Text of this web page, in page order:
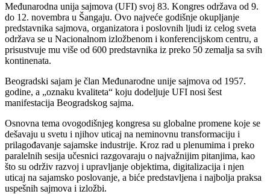
Image
Međunarodna unija sajmova (UFI) svoj 83. Kongres održava od 9.
do 12. novembra u Šangaju. Ovo najveće godišnje okupljanje
predstavnika sajmova, organizatora i poslovnih ljudi iz celog sveta
održava se u Nacionalnom izložbenom i konferencijskom centru, a
prisustvuje mu više od 600 predstavnika iz preko 50 zemalja sa svih
kontinenata.
Beogradski sajam je član Međunarodne unije sajmova od 1957.
godine, a „oznaku kvaliteta“ koju dodeljuje UFI nosi šest
manifestacija Beogradskog sajma.
Osnovna tema ovogodišnjeg kongresa su globalne promene koje se
dešavaju u svetu i njihov uticaj na neminovnu transformaciju i
prilagođavanje sajamske industrije. Kroz rad u plenumima i preko
paralelnih sesija učesnici razgovaraju o najvažnijim pitanjima, kao
što su održiv razvoj i upravljanje objektima, digitalizacija i njen
uticaj na sajamsko poslovanje, a biće predstavljena i najbolja praksa
uspešnih sajmova i izložbi.